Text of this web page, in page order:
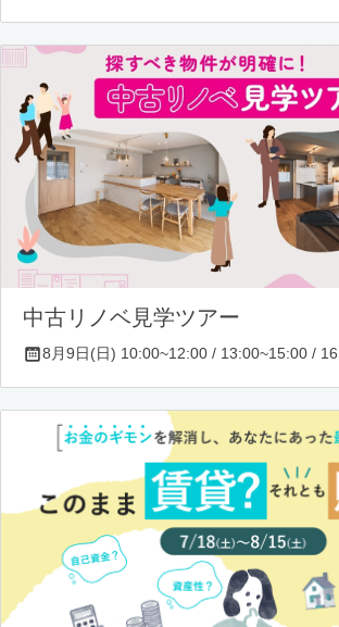
中古リノベ見学ツアー
8月9日(日) 10:00~12:00 / 13:00~15:00 /